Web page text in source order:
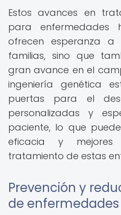
Estos avances en
para enfermedades
ofrecen esperanza
familias, sino que
gran avance en el
ingeniería genética
puertas para el
personalizadas y
paciente, lo que
eficacia y
tratamiento de estas
Prevención y
de